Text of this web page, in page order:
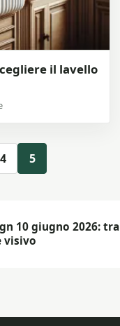
il lavello
4 5
10 giugno 2026: tra
visivo